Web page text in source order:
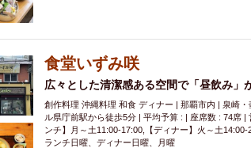
食堂いずみ咲
広々とした清潔感ある空間で「昼飲み」
創作料理 沖縄料理 和食 ディナー | 那覇市内 | 泉崎・
ル県庁前駅から徒歩5分 | 平均予算 : | 座席数 : 74席 |
ンチ】月～土11:00-17:00,【ディナー】火～土14:00-
ランチ日曜、ディナー日曜、月曜